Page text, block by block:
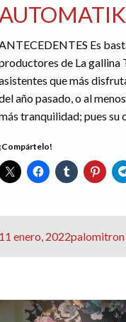
Es
de La gallina
que más
año pasado, o al
tranquilidad; pues su
¡Compártelo!
Publicado
11 enero, 2022palomitron